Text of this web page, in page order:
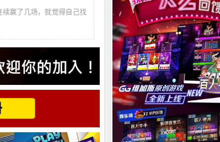
续赢了几场，就觉得自己找